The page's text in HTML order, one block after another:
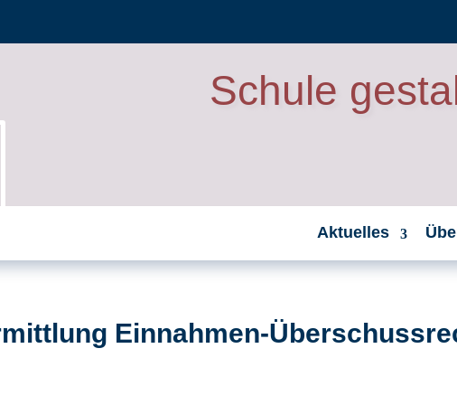
Schule
Aktuelles
Einnahmen-